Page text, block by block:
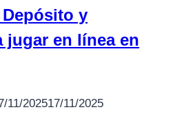
y
jugar en línea en
11/202517/11/2025